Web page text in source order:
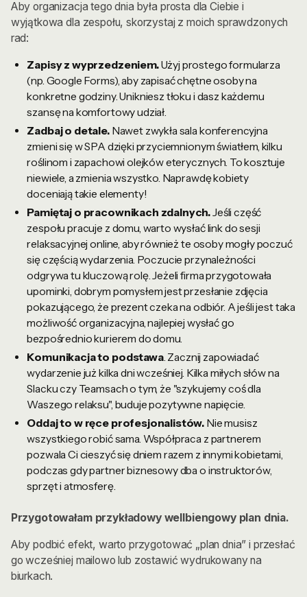
Aby organizacja tego dnia była prosta dla Ciebie i
wyjątkowa dla zespołu, skorzystaj z moich sprawdzonych
rad:
Zapisy z wyprzedzeniem.Użyj prostego formularza
(np. Google Forms), aby zapisać chętne osoby na
konkretne godziny. Unikniesz tłoku i dasz każdemu
szansę na komfortowy udział.
Zadbaj o detale. Nawet zwykła sala konferencyjna
zmieni się w SPA dzięki przyciemnionym światłem, kilku
roślinom i zapachowi olejków eterycznych. To kosztuje
niewiele, a zmienia wszystko. Naprawdę kobiety
doceniają takie elementy!
Pamiętaj o pracownikach zdalnych.Jeśli część
zespołu pracuje z domu, warto wysłać link do sesji
relaksacyjnej online, aby również te osoby mogły poczuć
się częścią wydarzenia. Poczucie przynależności
odgrywa tu kluczową rolę. Jeżeli firma przygotowała
upominki, dobrym pomysłem jest przesłanie zdjęcia
pokazującego, że prezent czeka na odbiór. A jeśli jest taka
możliwość organizacyjna, najlepiej wysłać go
bezpośrednio kurierem do domu.
Komunikacja to podstawa. Zacznij zapowiadać
wydarzenie już kilka dni wcześniej. Kilka miłych słów na
Slacku czy Teamsach o tym, że "szykujemy coś dla
Waszego relaksu", buduje pozytywne napięcie.
Oddaj to w ręce profesjonalistów. Nie musisz
wszystkiego robić sama. Współpraca z partnerem
pozwala Ci cieszyć się dniem razem z innymi kobietami,
podczas gdy partner biznesowy dba o instruktorów,
sprzęt i atmosferę.
Przygotowałam przykładowy wellbiengowy plan dnia.
Aby podbić efekt, warto przygotować „plan dnia” i przesłać
go wcześniej mailowo lub zostawić wydrukowany na
biurkach.